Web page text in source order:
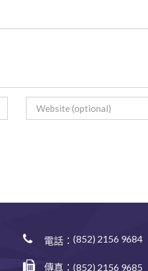
電話：(852) 2156 9684
傳真：(852) 2156 9685